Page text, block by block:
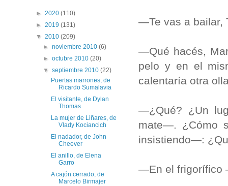
—Te vas a bailar,
—Qué hacés,
pelo y en el
calentaría otra
—¿Qué? ¿Un
mate—. ¿Cómo
insistiendo—:
—En el frigorífico
► 2020 (110)
► 2019 (131)
▼ 2010 (209)
►noviembre 2010(6)
►octubre 2010(20)
▼septiembre 2010(22)
Puertas marrones, de
Ricardo Sumalavia
El visitante, de Dylan
Thomas
La mujer de Liñares, de
Vlady Kociancich
El nadador, de John
Cheever
El anillo, de Elena
Garro
A cajón cerrado, de
Marcelo Birmajer